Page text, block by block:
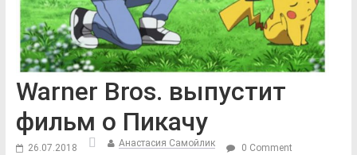
Warner Bros. выпустит
фильм о Пикачу
26.07.2018 Анастасия Самойлик 0 Comment